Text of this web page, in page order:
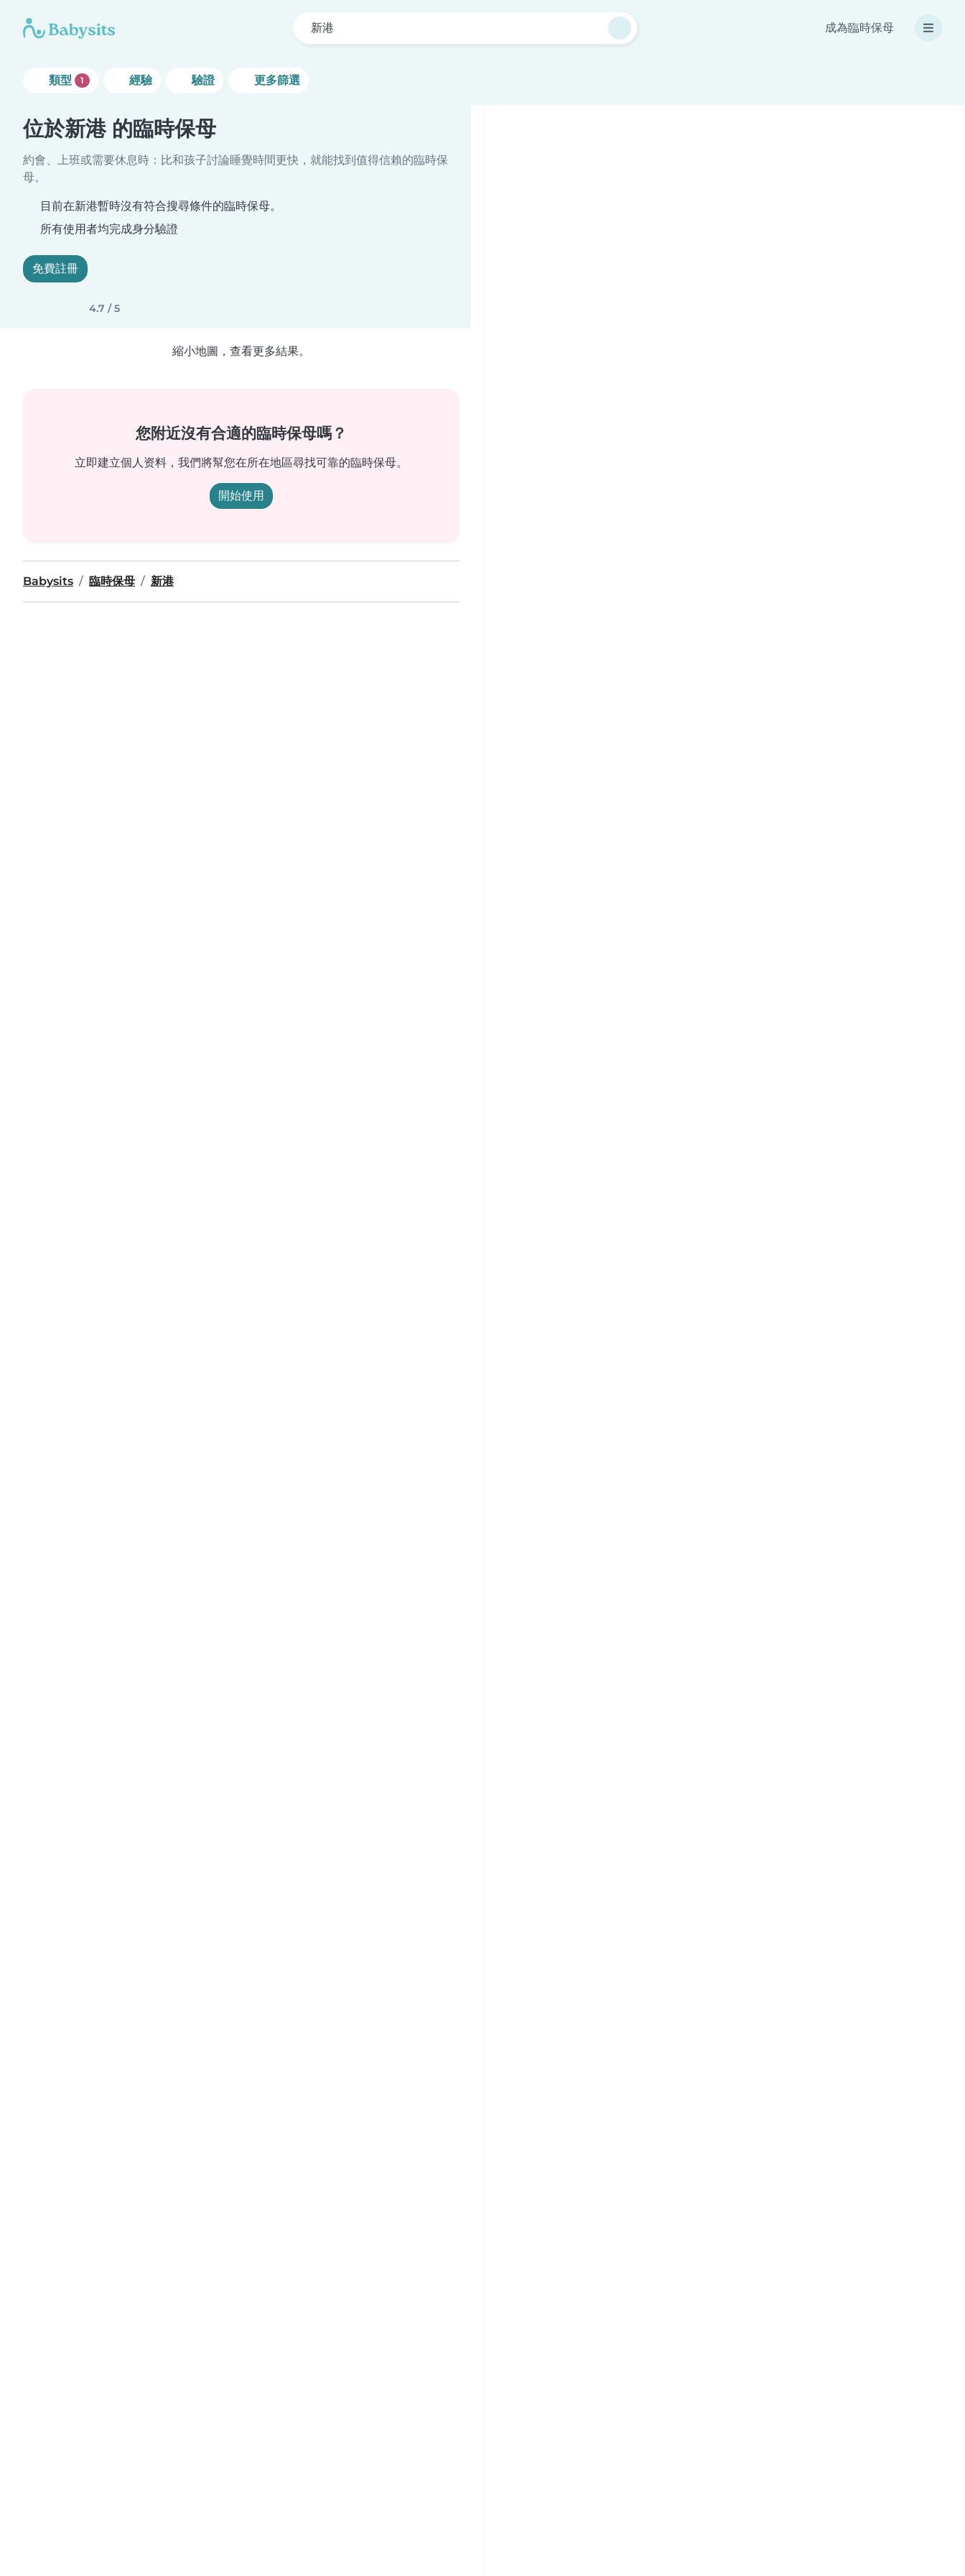
新港 成為臨時保母
類型 1 經驗 驗證 更多篩選
位於新港 的臨時保母
約會、上班或需要休息時：比和孩子討論睡覺時間更快，就能找到值得信賴的臨時保
母。
目前在新港暫時沒有符合搜尋條件的臨時保母。
所有使用者均完成身分驗證
免費註冊
4.7 / 5
縮小地圖，查看更多結果。
您附近沒有合適的臨時保母嗎？
立即建立個人资料，我們將幫您在所在地區尋找可靠的臨時保母。
開始使用
Babysits 臨時保母 新港